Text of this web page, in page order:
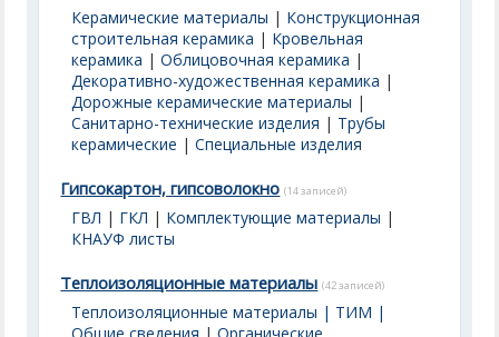
Керамические материалы | Конструкционная
строительная керамика | Кровельная
керамика |Облицовочная керамика |
Декоративно-художественная керамика |
Дорожные керамические материалы |
Санитарно-технические изделия | Трубы
керамические |Специальные изделия
Гипсокартон, гипсоволокно (14 записей)
ГВЛ | ГКЛ | Комплектующие материалы |
КНАУФ листы
Теплоизоляционные материалы (42 записей)
Теплоизоляционные материалы | ТИМ |